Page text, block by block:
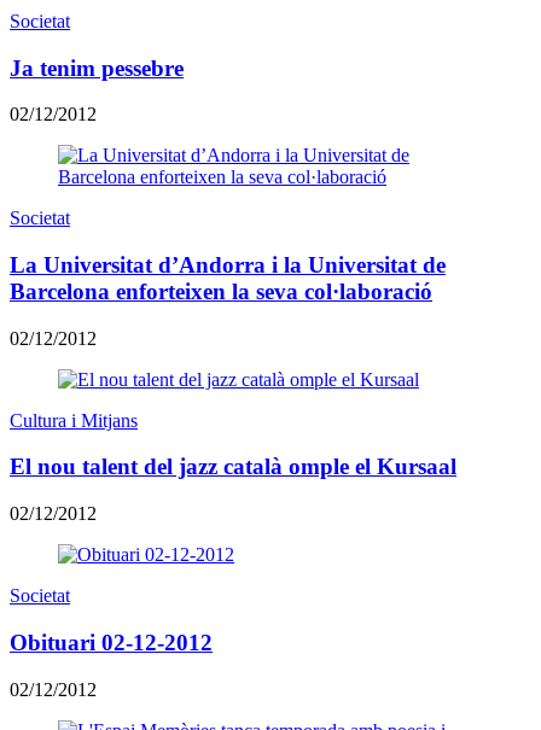
Societat
Ja tenim pessebre
02/12/2012
Societat
La Universitat d’Andorra i la Universitat de
Barcelona enforteixen la seva col·laboració
02/12/2012
Cultura i Mitjans
El nou talent del jazz català omple el Kursaal
02/12/2012
Societat
Obituari 02-12-2012
02/12/2012